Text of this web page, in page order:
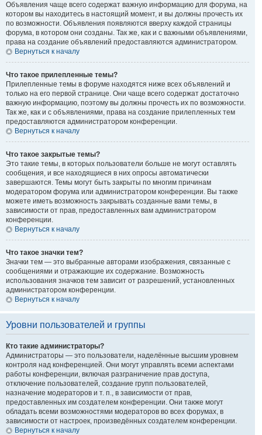
Объявления чаще всего содержат важную информацию для форума, на
котором вы находитесь в настоящий момент, и вы должны прочесть их
по возможности. Объявления появляются вверху каждой страницы
форума, в котором они созданы. Так же, как и с важными объявлениями,
права на создание объявлений предоставляются администратором.
Вернуться к началу
Что такое прилепленные темы?
Прилепленные темы в форуме находятся ниже всех объявлений и
только на его первой странице. Они чаще всего содержат достаточно
важную информацию, поэтому вы должны прочесть их по возможности.
Так же, как и с объявлениями, права на создание прилепленных тем
предоставляются администратором конференции.
Вернуться к началу
Что такое закрытые темы?
Это такие темы, в которых пользователи больше не могут оставлять
сообщения, и все находящиеся в них опросы автоматически
завершаются. Темы могут быть закрыты по многим причинам
модератором форума или администратором конференции. Вы также
можете иметь возможность закрывать созданные вами темы, в
зависимости от прав, предоставленных вам администратором
конференции.
Вернуться к началу
Что такое значки тем?
Значки тем — это выбранные авторами изображения, связанные с
сообщениями и отражающие их содержание. Возможность
использования значков тем зависит от разрешений, установленных
администратором конференции.
Вернуться к началу
Уровни пользователей и группы
Кто такие администраторы?
Администраторы — это пользователи, наделённые высшим уровнем
контроля над конференцией. Они могут управлять всеми аспектами
работы конференции, включая разграничение прав доступа,
отключение пользователей, создание групп пользователей,
назначение модераторов и т. п., в зависимости от прав,
предоставленных им создателем конференции. Они также могут
обладать всеми возможностями модераторов во всех форумах, в
зависимости от настроек, произведённых создателем конференции.
Вернуться к началу